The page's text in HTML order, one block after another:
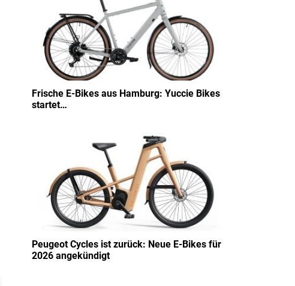
Frische E-Bikes aus Hamburg: Yuccie Bikes
startet…
Peugeot Cycles ist zurück: Neue E-Bikes für
2026 angekündigt